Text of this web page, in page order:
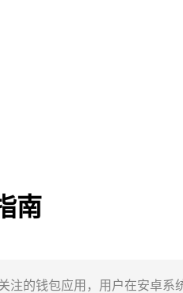
南
注的钱包应用，用户在安卓系